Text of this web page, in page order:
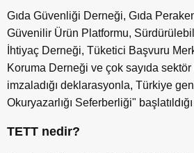
Gıda Güvenliği Derneği, Gıda
Güvenilir Ürün Platformu,
İhtiyaç Derneği, Tüketici Başvuru
Koruma Derneği ve çok sayıda
imzaladığı deklarasyonla, Türkiye
Okuryazarlığı Seferberliği"
TETT nedir?